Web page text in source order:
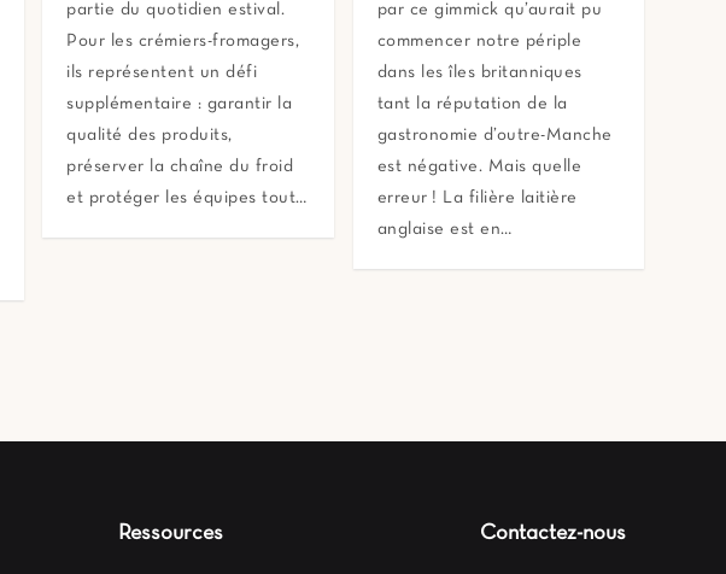
partie du quotidien estival.
Pour les crémiers-fromagers,
ils représentent un défi
supplémentaire : garantir la
qualité des produits,
préserver la chaîne du froid
et protéger les équipes tout…
par ce gimmick qu’aurait pu
commencer notre périple
dans les îles britanniques
tant la réputation de la
gastronomie d’outre-Manche
est négative. Mais quelle
erreur ! La filière laitière
anglaise est en…
Ressources Contactez-nous